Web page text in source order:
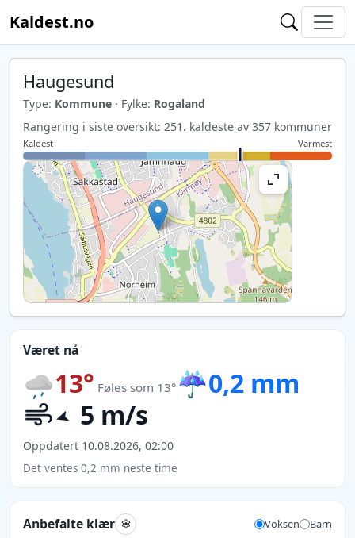
Kaldest.no
Haugesund
Type: Kommune · Fylke: Rogaland
Rangering i siste oversikt: 251. kaldeste av 357 kommuner
Kaldest Varmest
Været nå
13° Føles som 13° ☔0,2 mm
5 m/s
Oppdatert 10.08.2026, 02:00
Det ventes 0,2 mm neste time
Anbefalte klær Voksen Barn